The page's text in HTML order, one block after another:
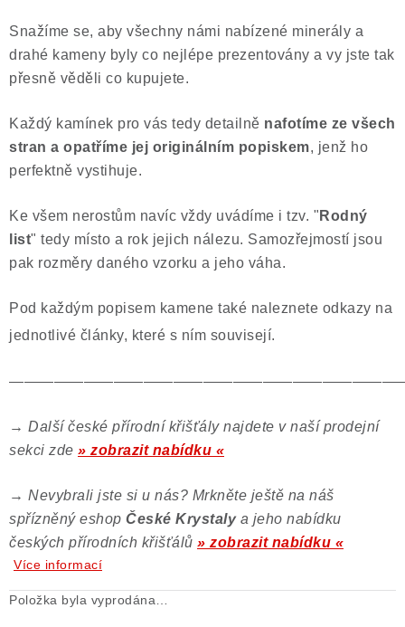
Snažíme se, aby všechny námi nabízené minerály a
drahé kameny byly co nejlépe prezentovány a vy jste tak
přesně věděli co kupujete.
Každý kamínek pro vás tedy detailně nafotíme ze všech
stran a opatříme jej originálním popiskem, jenž ho
perfektně vystihuje.
Ke všem nerostům navíc vždy uvádíme i tzv. " Rodný
list" tedy místo a rok jejich nálezu. Samozřejmostí jsou
pak rozměry daného vzorku a jeho váha.
Pod každým popisem kamene také naleznete odkazy na
jednotlivé články, které s ním souvisejí.
→ Další české přírodní křišťály najdete v naší prodejní
sekci zde » zobrazit nabídku «
→ Nevybrali jste si u nás? Mrkněte ještě na náš
spřízněný eshop České Krystaly a jeho nabídku
českých přírodních křišťálů » zobrazit nabídku «
Více informací
Položka byla vyprodána…